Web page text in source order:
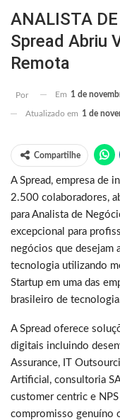
ANALISTA DE
Spread Abriu
Remota
Por Em 1 de
Atualizado em 1 de
Compartilhe
A Spread, empresa de
2.500 colaboradores,
para Analista de
excepcional para
negócios que desejam
tecnologia utilizando
Startup em uma das
brasileiro de
A Spread oferece
digitais incluindo
Assurance, IT
Artificial, consultoria
customer centric e
compromisso genuíno